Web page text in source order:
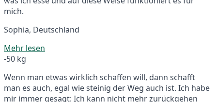
mich.
Sophia, Deutschland
Mehr lesen
-50 kg
Wenn man etwas wirklich schaffen will, dann schafft
man es auch, egal wie steinig der Weg auch ist. Ich habe
mir immer gesagt: Ich kann nicht mehr zurückgehen